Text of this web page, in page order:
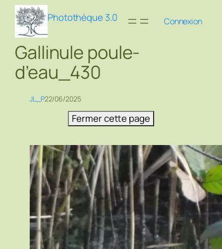
Aller
contenu
Photothèque 3.0 Connexion
Gallinule poule-
d’eau_430
JL_P22/06/2025
Fermer cette page